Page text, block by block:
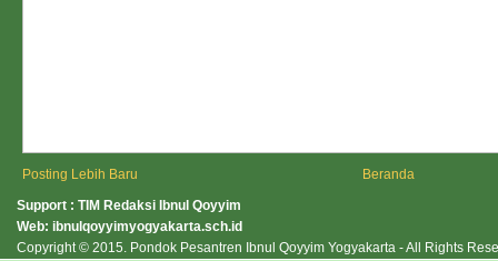
Posting Lebih Baru
Beranda
Support : TIM Redaksi Ibnul Qoyyim
Web: ibnulqoyyimyogyakarta.sch.id
Copyright © 2015. Pondok Pesantren Ibnul Qoyyim Yogyakarta - All Rights